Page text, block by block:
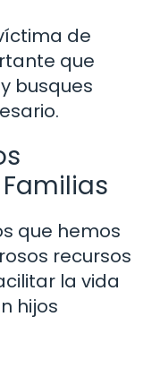
de
que
busques
que hemos
recursos
la vida
hijos